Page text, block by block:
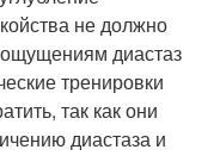
не должно
диастаз
тренировки
так как они
диастаза и